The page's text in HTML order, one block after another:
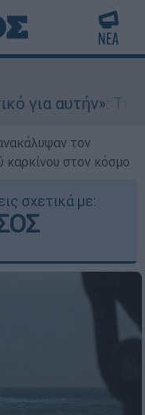
Τι δηλώνει
τον
στον κόσμο
σχετικά με: